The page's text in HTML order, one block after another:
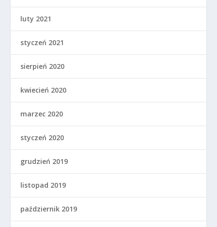
luty 2021
styczeń 2021
sierpień 2020
kwiecień 2020
marzec 2020
styczeń 2020
grudzień 2019
listopad 2019
październik 2019